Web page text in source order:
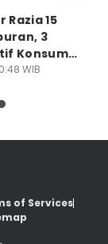
Razia 15
3
Konsumsi
WIB
of Services